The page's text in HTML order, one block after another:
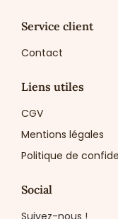
Service client
Contact
Liens utiles
CGV
Mentions légales
Politique de
Social
Suivez-nous !